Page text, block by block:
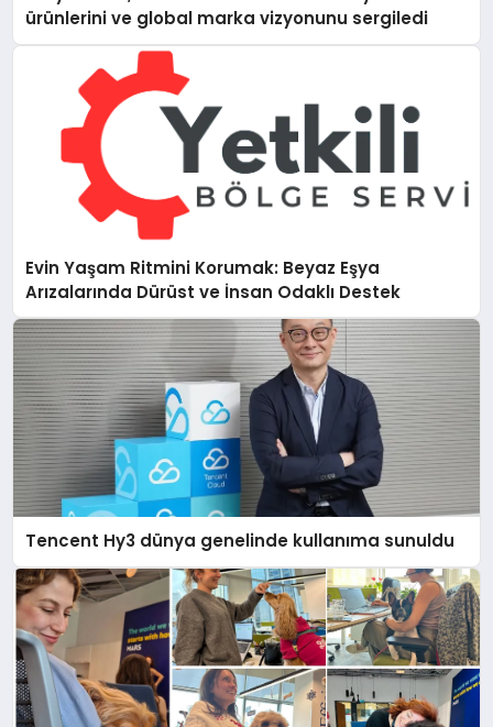
ürünlerini ve global marka vizyonunu sergiledi
Evin Yaşam Ritmini Korumak: Beyaz Eşya
Arızalarında Dürüst ve İnsan Odaklı Destek
Tencent Hy3 dünya genelinde kullanıma sunuldu